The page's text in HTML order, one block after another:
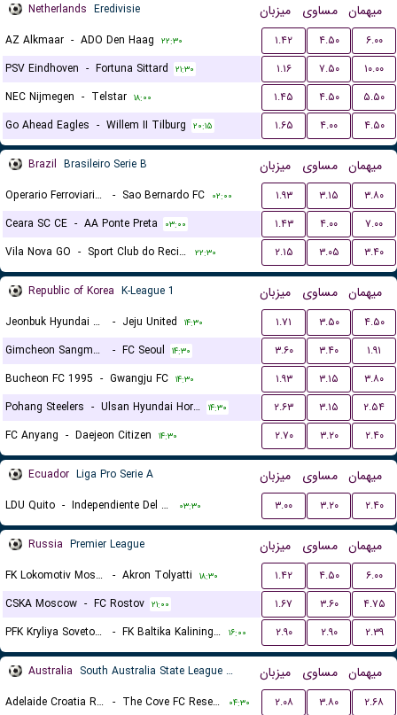
Netherlands Eredivisie میزبان مساوی میهمان
AZ Alkmaar - ADO Den Haag ۲۲:۳۰ ۱.۴۲ ۴.۵۰
۶.۰۰
PSV Eindhoven - Fortuna Sittard ۲۱:۳۰ ۱.۱۶ ۷.۵۰
۱۰.۰۰
NEC Nijmegen - Telstar ۱۸:۰۰ ۱.۴۵ ۴.۵۰
۵.۵۰
Go Ahead Eagles - Willem II Tilburg ۲۰:۱۵ ۱.۶۵ ۴.۰۰ ۴.۵۰
Brazil Brasileiro Serie B میزبان مساوی میهمان
Operario Ferroviario EC PR - Sao Bernardo FC ۰۲:۰۰ ۱.۹۳ ۳.۱۵
۳.۸۰
Ceara SC CE - AA Ponte Preta ۰۳:۰۰ ۱.۴۳ ۴.۰۰
۷.۰۰
Vila Nova GO - Sport Club do Recife ۲۲:۳۰ ۲.۱۵ ۳.۰۵ ۳.۴۰
Republic of Korea K-League 1 میزبان مساوی میهمان
Jeonbuk Hyundai Motors FC - Jeju United ۱۴:۳۰ ۱.۷۱ ۳.۵۰
۴.۵۰
Gimcheon Sangmu FC
- FC Seoul ۱۴:۳۰ ۳.۶۰ ۳.۴۰
۱.۹۱
Bucheon FC 1995 - Gwangju FC ۱۴:۳۰ ۱.۹۳ ۳.۱۵
۳.۸۰
Pohang Steelers - Ulsan Hyundai Horang-i ۱۴:۳۰ ۲.۶۳ ۳.۱۵
۲.۵۴
FC Anyang - Daejeon Citizen ۱۴:۳۰ ۲.۷۰ ۳.۲۰ ۲.۴۰
Ecuador Liga Pro Serie A میزبان مساوی میهمان
LDU Quito - Independiente Del Valle ۰۳:۳۰ ۳.۰۰ ۳.۲۰ ۲.۴۰
Russia Premier League میزبان مساوی میهمان
FK Lokomotiv Moscow - Akron Tolyatti ۱۸:۳۰ ۱.۴۲ ۴.۵۰
۶.۰۰
CSKA Moscow - FC Rostov ۲۱:۰۰ ۱.۶۷ ۳.۶۰
۴.۷۵
PFK Kryliya Sovetov Samara
- FK Baltika Kaliningrad ۱۶:۰۰ ۲.۹۰ ۲.۹۰ ۲.۳۹
Australia South Australia State League 1 Reserves میزبان مساوی میهمان
Adelaide Croatia Raiders Reserves - The Cove FC Reserves ۰۴:۳۰ ۲.۰۸ ۳.۸۰
۲.۶۸